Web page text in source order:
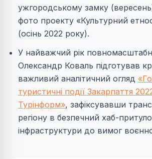
ужгородському замку
фото проекту «Культурний
(осінь 2022 року).
У найважчий рік
Олександр Коваль підготував
важливий аналітичний огляд
туристичні події Закарпаття
Турінформ», зафіксувавши
регіону в безпечний хаб-
інфраструктури до вимог